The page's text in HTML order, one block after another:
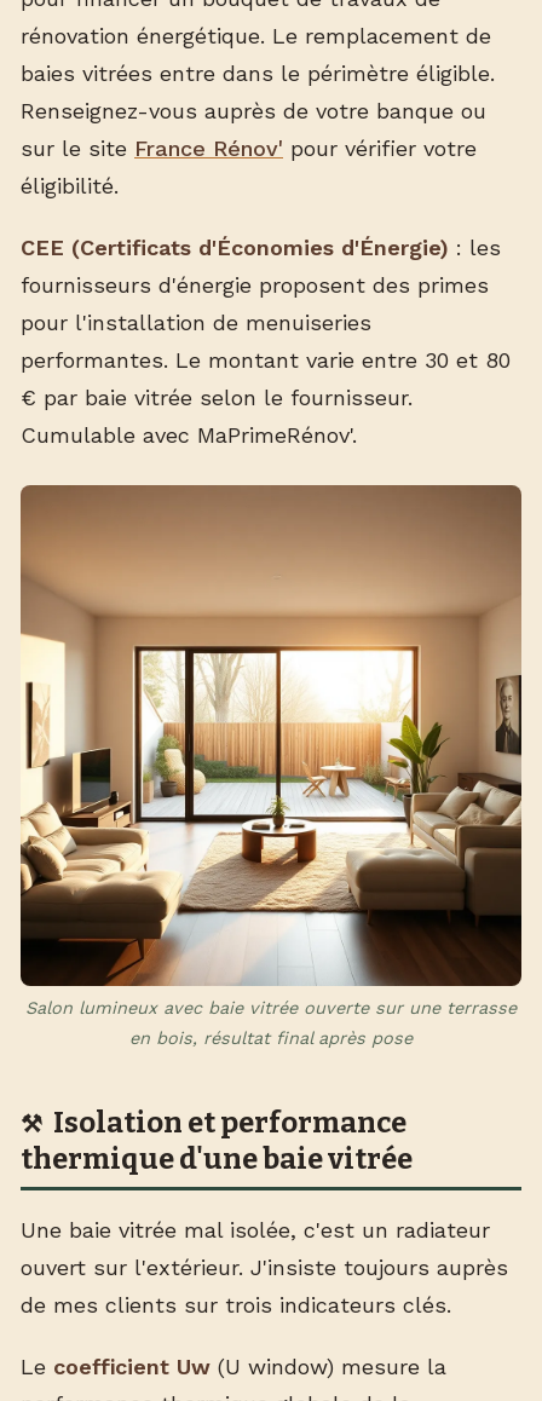
rénovation énergétique. Le remplacement de
baies vitrées entre dans le périmètre éligible.
Renseignez-vous auprès de votre banque ou
sur le site France Rénov' pour vérifier votre
éligibilité.
CEE (Certificats d'Économies d'Énergie) : les
fournisseurs d'énergie proposent des primes
pour l'installation de menuiseries
performantes. Le montant varie entre 30 et 80
€ par baie vitrée selon le fournisseur.
Cumulable avec MaPrimeRénov'.
Salon lumineux avec baie vitrée ouverte sur une terrasse
en bois, résultat final après pose
Isolation et performance
thermique d'une baie vitrée
Une baie vitrée mal isolée, c'est un radiateur
ouvert sur l'extérieur. J'insiste toujours auprès
de mes clients sur trois indicateurs clés.
Le coefficient Uw (U window) mesure la